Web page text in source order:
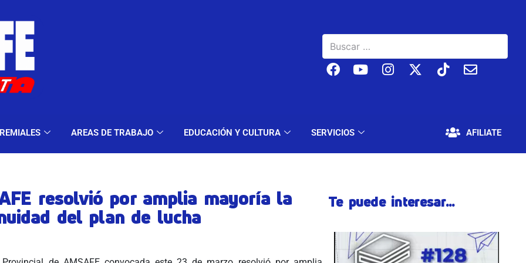
AREAS DE TRABAJO EDUCACIÓN Y CULTURA SERVICIOS AFILIATE
Y MODALIDADES GREMIALES AREAS DE TRABAJO EDUCACIÓN Y CULTURA SERVICIOS
resolvió por amplia mayoría la
del plan de lucha
Te puede interesar...